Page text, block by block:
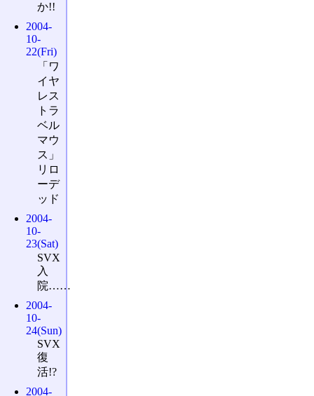
か!!
2004-
10-
22(Fri)
「ワ
イヤ
レス
トラ
ベル
マウ
ス」
リロ
ーデ
ッド
2004-
10-
23(Sat)
SVX
入
院……
2004-
10-
24(Sun)
SVX
復
活!?
2004-